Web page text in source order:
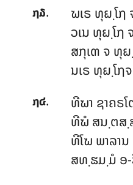
໗໓.
ຆເຣ ທຸຏ຺ໂຐ
ວເນ ທຸຏ຺ໂຐ
ສກຸເຓ ຈ ທຸຏ຺
ນເຣ ທຸຏ຺ໂຐ
໗໔.
ທີຆາ ຊາຄຣ
ທີຆໍ ສນ຺ຕສ຺
ທີໂຆ ພາລານ
ສທ຺ຘມ຺ມໍ ອ-